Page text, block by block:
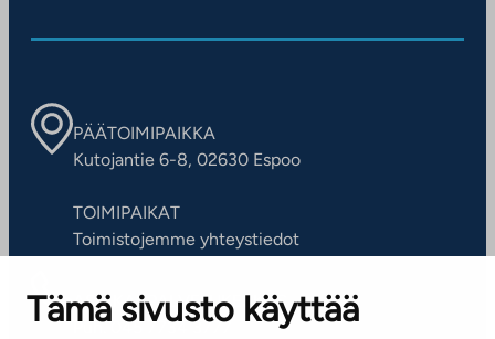
Tämä sivusto käyttää
PÄÄTOIMIPAIKKA
Kutojantie 6-8, 02630 Espoo
TOIMIPAIKAT
Toimistojemme yhteystiedot
ASIAKASPALVELUKESKUS
Puh. 045 7734 3777